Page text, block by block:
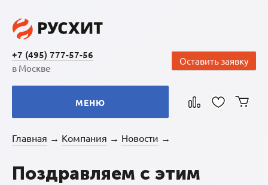
+7 (495) 777-57-56
в Москве
Оставить заявку
МЕНЮ
Главная → Компания → Новости →
Поздравляем с этим